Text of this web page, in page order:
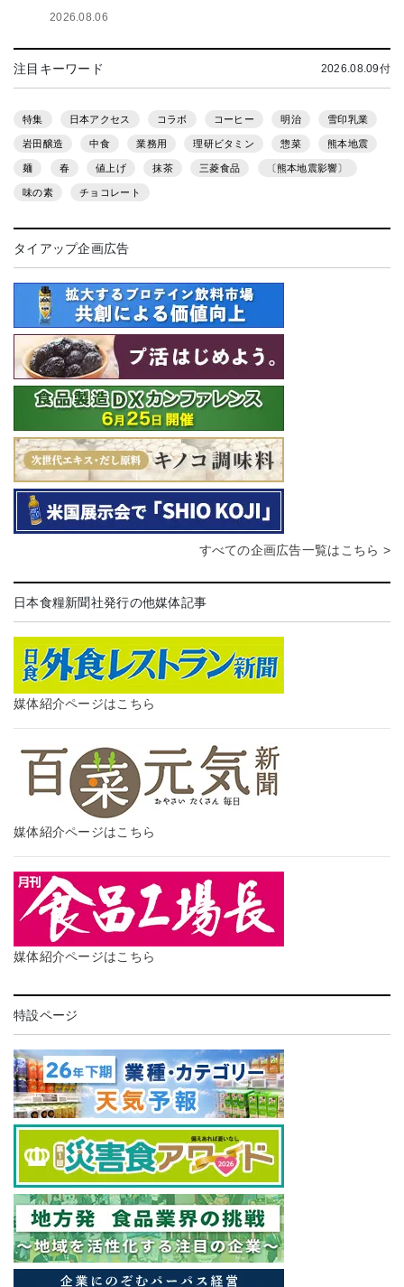
2026.08.06
注目キーワード 2026.08.09付
特集 日本アクセス コラボ コーヒー 明治 雪印乳業
岩田醸造 中食 業務用 理研ビタミン 惣菜 熊本地震
麺 春 値上げ 抹茶 三菱食品 〔熊本地震影響〕
味の素 チョコレート
タイアップ企画広告
すべての企画広告一覧はこちら >
日本食糧新聞社発行の他媒体記事
媒体紹介ページはこちら
媒体紹介ページはこちら
媒体紹介ページはこちら
特設ページ